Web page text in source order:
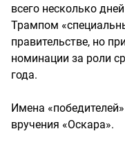
всего несколько
Трампом
правительстве, но
номинации за роли
года.
Имена
вручения «Оскара».